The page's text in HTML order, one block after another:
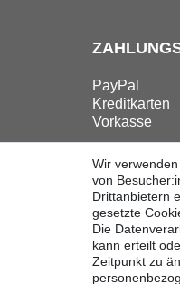
PayPal
Kreditkarten
Vorkasse
Wir
von
Drittanbietern
gesetzte
Die
kann erteilt
Zeitpunkt zu